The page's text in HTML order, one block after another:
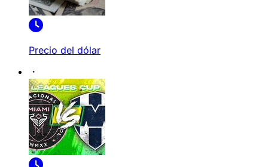
Precio del dólar